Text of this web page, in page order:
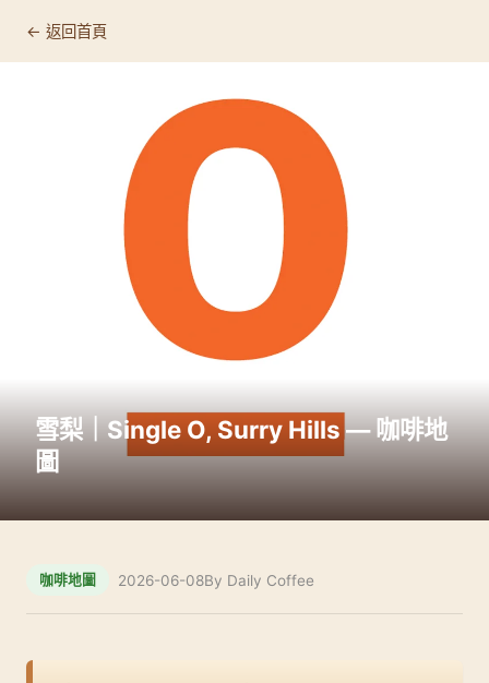
← 返回首頁
雪梨｜Single O, Surry Hills — 咖啡地
圖
咖啡地圖 2026-06-08By Daily Coffee